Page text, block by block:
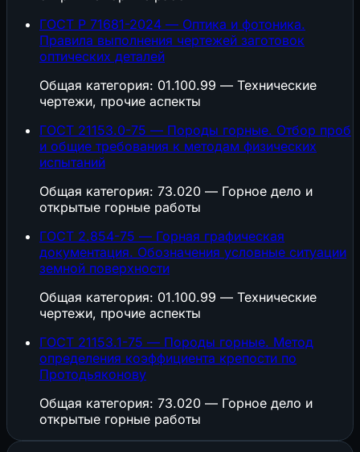
ГОСТ Р 71681-2024 — Оптика и фотоника.
Правила выполнения чертежей заготовок
оптических деталей
Общая категория: 01.100.99 — Технические
чертежи, прочие аспекты
ГОСТ 21153.0-75 — Породы горные. Отбор проб
и общие требования к методам физических
испытаний
Общая категория: 73.020 — Горное дело и
открытые горные работы
ГОСТ 2.854-75 — Горная графическая
документация. Обозначения условные ситуации
земной поверхности
Общая категория: 01.100.99 — Технические
чертежи, прочие аспекты
ГОСТ 21153.1-75 — Породы горные. Метод
определения коэффициента крепости по
Протодьяконову
Общая категория: 73.020 — Горное дело и
открытые горные работы